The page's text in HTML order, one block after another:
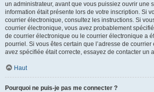
un administrateur, avant que vous puissiez ouvrir une
information était présente lors de votre inscription. Si
courrier électronique, consultez les instructions. Si
courrier électronique, vous avez probablement
de courrier électronique ou le courrier électronique a
pourriel. Si vous êtes certain que l’adresse de
avez spécifiée était correcte, essayez de contacter un
Haut
Pourquoi ne puis-je pas me connecter ?